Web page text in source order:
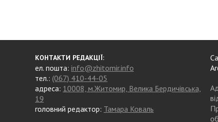
КОНТАКТИ РЕДАКЦІЇ:
ел. пошта: info@zhitomir.info
тел.: (067) 410-44-05
адреса: 10008, м.Житомир, Велика Бердичівська,
19
головний редактор: Тамара Коваль